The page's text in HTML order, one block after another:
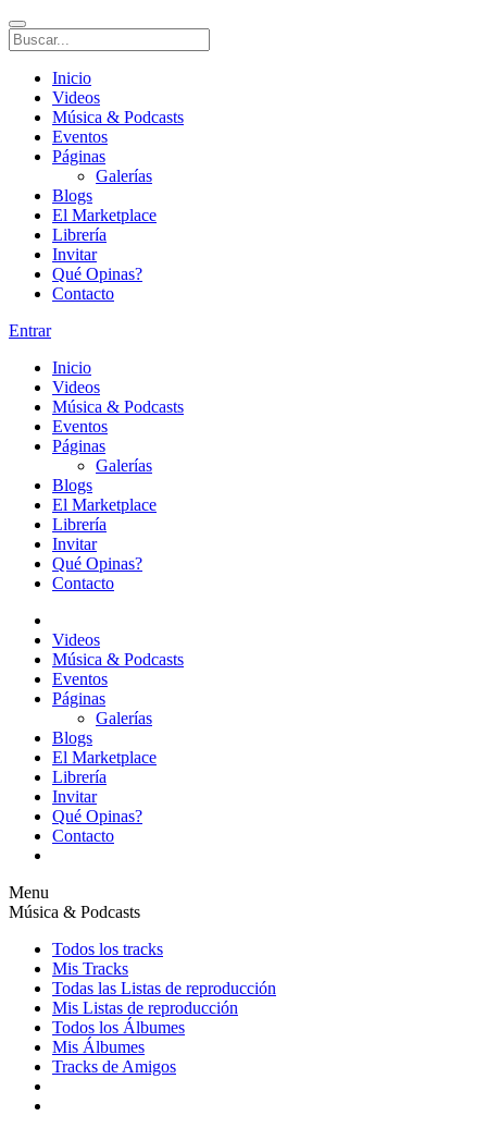
Inicio
Videos
Música & Podcasts
Eventos
Páginas
Galerías
Blogs
El Marketplace
Librería
Invitar
Qué Opinas?
Contacto
Entrar
Inicio
Videos
Música & Podcasts
Eventos
Páginas
Galerías
Blogs
El Marketplace
Librería
Invitar
Qué Opinas?
Contacto
Videos
Música & Podcasts
Eventos
Páginas
Galerías
Blogs
El Marketplace
Librería
Invitar
Qué Opinas?
Contacto
Menu
Música & Podcasts
Todos los tracks
Mis Tracks
Todas las Listas de reproducción
Mis Listas de reproducción
Todos los Álbumes
Mis Álbumes
Tracks de Amigos